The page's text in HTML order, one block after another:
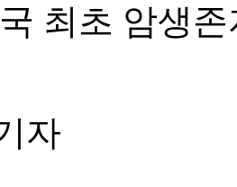
최초 암생
자